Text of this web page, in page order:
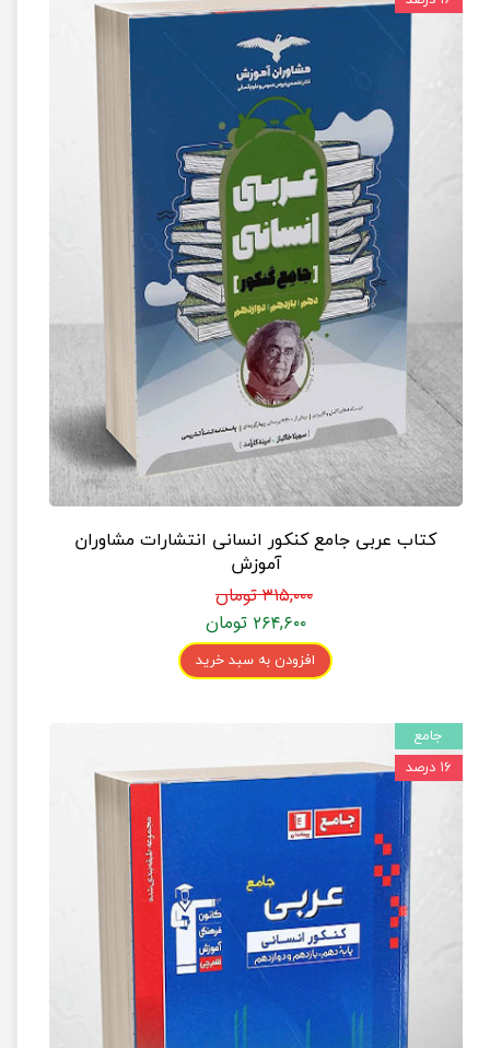
کتاب عربی جامع کنکور انسانی انتشارات مشاوران
آموزش
۳۱۵,۰۰۰ تومان
۲۶۴,۶۰۰ تومان
افزودن به سبد خرید
جامع
۱۶ درصد